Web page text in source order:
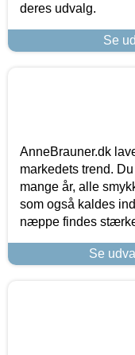
deres udvalg.
Se
AnneBrauner.dk
markedets trend.
mange år, alle
som også kaldes
næppe findes
Se